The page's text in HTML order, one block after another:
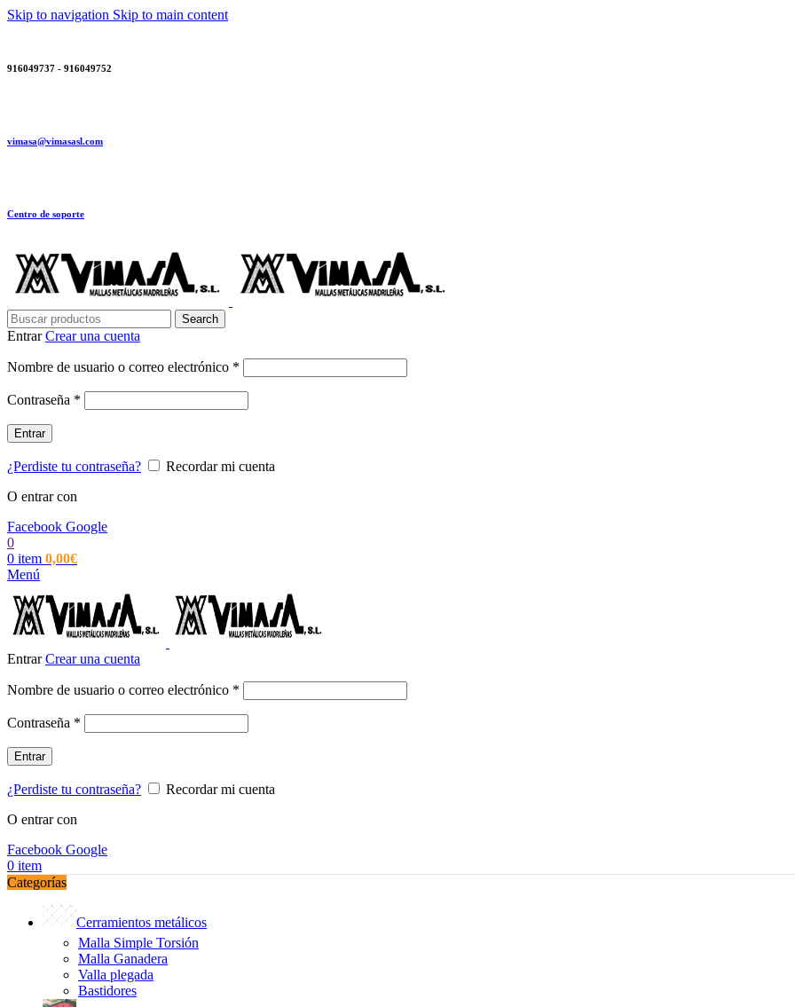
Skip to navigation Skip to main content
916049737 - 916049752
vimasa@vimasasl.com
Centro de soporte
Search
EntrarCrear una cuenta
Nombre de usuario o correo electrónico *
Contraseña *
Entrar
¿Perdiste tu contraseña?
Recordar mi cuenta
O entrar con
Facebook Google
0
0 item 0,00€
Menú
EntrarCrear una cuenta
Nombre de usuario o correo electrónico *
Contraseña *
Entrar
¿Perdiste tu contraseña?
Recordar mi cuenta
O entrar con
Facebook Google
0 item
Categorías
Cerramientos metálicos
Malla Simple Torsión
Malla Ganadera
Valla plegada
Bastidores